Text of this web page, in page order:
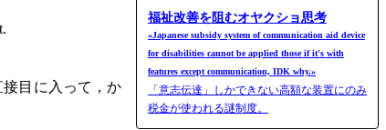
福祉改善を阻むオヤクショ思考
«Japanese subsidy system of communication aid device
for disabilities cannot be applied those if it's with
features except communication, IDK why.»
「意志伝達」しかできない高額な装置にのみ
税金が使われる謎制度。
目に入って，か